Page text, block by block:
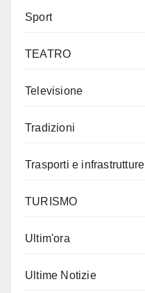
Sport
TEATRO
Televisione
Tradizioni
Trasporti e infrastrutture
TURISMO
Ultim'ora
Ultime Notizie